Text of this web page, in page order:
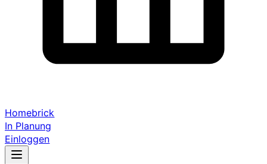
Homebrick
In Planung
Einloggen